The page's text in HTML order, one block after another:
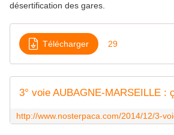
désertification des gares.
Télécharger 29